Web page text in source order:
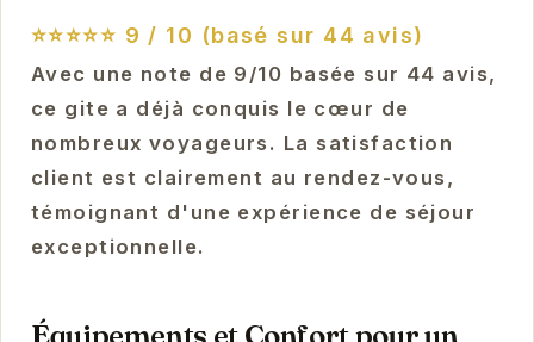
⭐⭐⭐⭐⭐ 9 / 10 (basé sur 44 avis)
Avec une note de 9/10 basée sur 44 avis,
ce gite a déjà conquis le cœur de
nombreux voyageurs. La satisfaction
client est clairement au rendez-vous,
témoignant d'une expérience de séjour
exceptionnelle.